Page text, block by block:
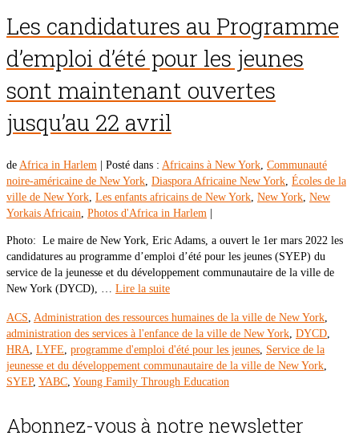
Les candidatures au Programme
d’emploi d’été pour les jeunes
sont maintenant ouvertes
jusqu’au 22 avril
de Africa in Harlem Posté dans : Africains à New York, Communauté
noire-américaine de New York, Diaspora Africaine New York, Écoles de la
ville de New York, Les enfants africains de New York, New York, New
Yorkais Africain, Photos d'Africa in Harlem
Photo: Le maire de New York, Eric Adams, a ouvert le 1er mars 2022 les
candidatures au programme d’emploi d’été pour les jeunes (SYEP) du
service de la jeunesse et du développement communautaire de la ville de
New York (DYCD), … Lire la suite
ACS, Administration des ressources humaines de la ville de New York,
administration des services à l'enfance de la ville de New York, DYCD,
HRA, LYFE, programme d'emploi d'été pour les jeunes, Service de la
jeunesse et du développement communautaire de la ville de New York,
SYEP, YABC, Young Family Through Education
Abonnez-vous à notre newsletter